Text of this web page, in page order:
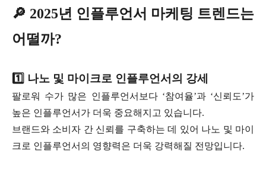
🔎 2025년 인플루언서 마케팅 트렌드는
어떨까?
1️⃣ 나노 및 마이크로 인플루언서의 강세
팔로워 수가 많은 인플루언서보다 ‘참여율’과 ‘신뢰도’가
높은 인플루언서가 더욱 중요해지고 있습니다.
브랜드와 소비자 간 신뢰를 구축하는 데 있어 나노 및 마이
크로 인플루언서의 영향력은 더욱 강력해질 전망입니다.